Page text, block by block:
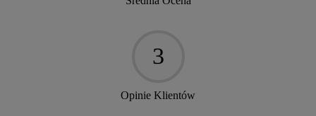
3
Opinie Klientów